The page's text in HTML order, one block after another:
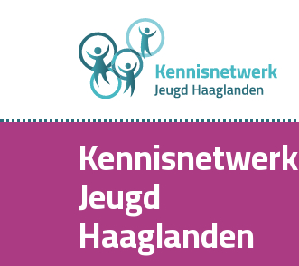
Kennisnetwerk
Jeugd
Haaglanden